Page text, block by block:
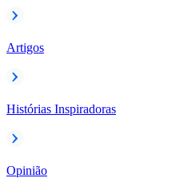
Artigos
Histórias Inspiradoras
Opinião